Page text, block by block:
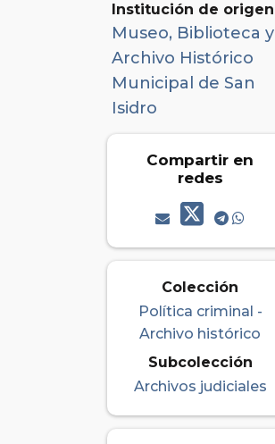
Institución de origen
Museo, Biblioteca y
Archivo Histórico
Municipal de San
Isidro
Compartir en
redes
Colección
Política criminal -
Archivo histórico
Subcolección
Archivos judiciales